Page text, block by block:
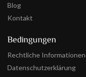
Blog
Kontakt
Bedingungen
Rechtliche Informationen
Datenschutzerklärung